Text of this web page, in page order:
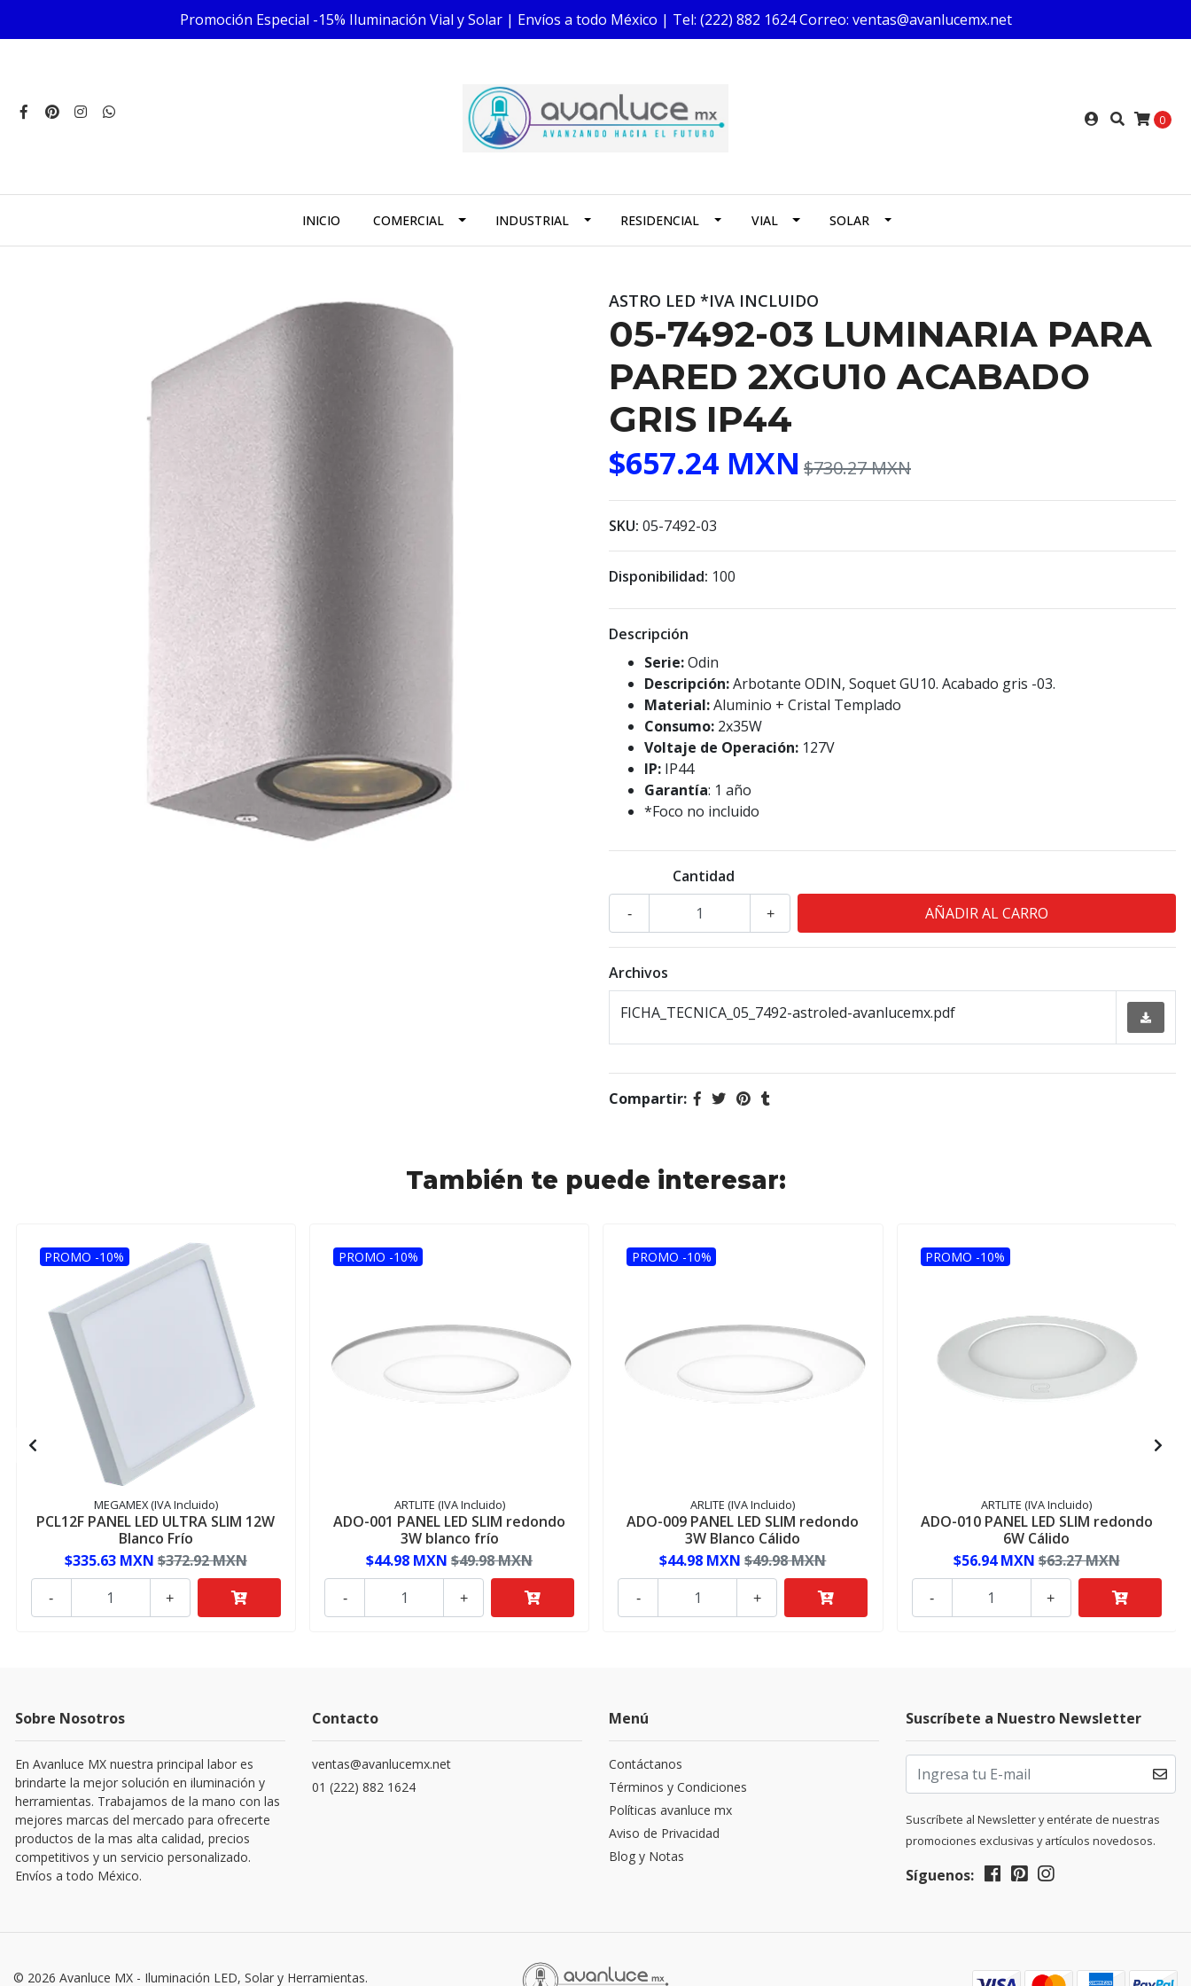
Promoción Especial -15% Iluminación Vial y Solar | Envíos a todo México | Tel: (222) 882 1624 Correo: ventas@avanlucemx.net
0
INICIO COMERCIAL INDUSTRIAL RESIDENCIAL VIAL SOLAR
ASTRO LED *IVA INCLUIDO
05-7492-03 LUMINARIA PARA
PARED 2XGU10 ACABADO
GRIS IP44
$657.24 MXN $730.27 MXN
SKU: 05-7492-03
Disponibilidad: 100
Descripción
Serie:Odin
Descripción:Arbotante ODIN, Soquet GU10. Acabado gris -03.
Material:Aluminio + Cristal Templado
Consumo: 2x35W
Voltaje de Operación: 127V
IP: IP44
Garantía: 1 año
*Foco no incluido
Cantidad
+
-
Archivos
FICHA_TECNICA_05_7492-astroled-avanlucemx.pdf
Compartir:
También te puede interesar:
PROMO -10%
MEGAMEX (IVA Incluido)
PCL12F PANEL LED ULTRA SLIM 12W
Blanco Frío
$335.63 MXN $372.92 MXN
+
-
PROMO -10%
ARTLITE (IVA Incluido)
ADO-001 PANEL LED SLIM redondo
3W blanco frío
$44.98 MXN $49.98 MXN
+
-
PROMO -10%
ARLITE (IVA Incluido)
ADO-009 PANEL LED SLIM redondo
3W Blanco Cálido
$44.98 MXN $49.98 MXN
+
-
PROMO -10%
ARTLITE (IVA Incluido)
ADO-010 PANEL LED SLIM redondo
6W Cálido
$56.94 MXN $63.27 MXN
+
-
Sobre Nosotros
En Avanluce MX nuestra principal labor es
brindarte la mejor solución en iluminación y
herramientas. Trabajamos de la mano con las
mejores marcas del mercado para ofrecerte
productos de la mas alta calidad, precios
competitivos y un servicio personalizado.
Envíos a todo México.
Contacto
ventas@avanlucemx.net
01 (222) 882 1624
Menú
Contáctanos
Términos y Condiciones
Políticas avanluce mx
Aviso de Privacidad
Blog y Notas
Suscríbete a Nuestro Newsletter
Suscríbete al Newsletter y entérate de nuestras
promociones exclusivas y artículos novedosos.
Síguenos:
© 2026 Avanluce MX - Iluminación LED, Solar y Herramientas.